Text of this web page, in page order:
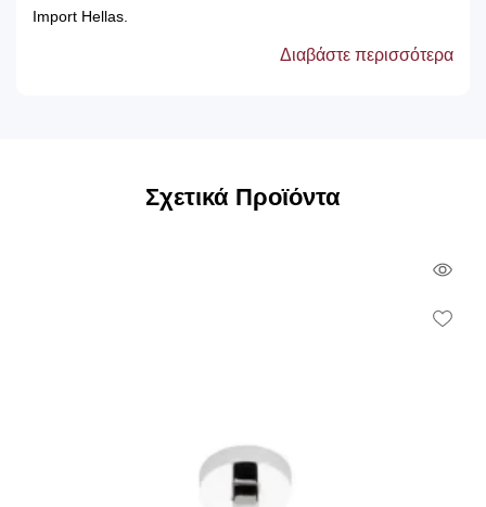
Import Hellas.
Διαβάστε περισσότερα
Σχετικά Προϊόντα